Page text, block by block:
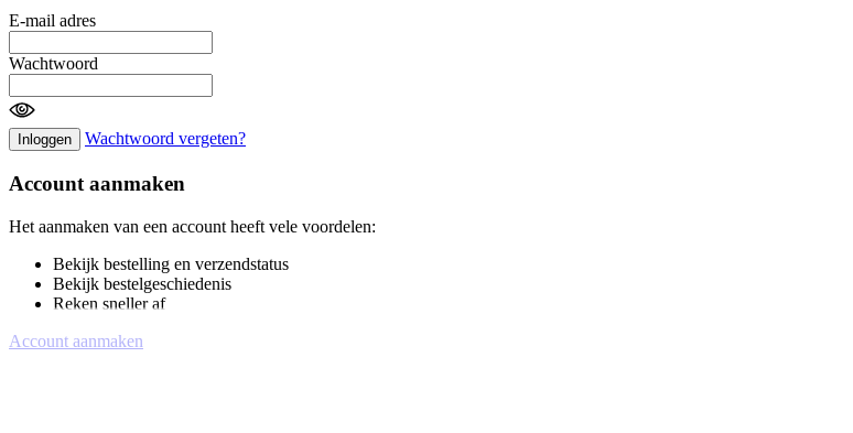
E-mail adres
Wachtwoord
Inloggen Wachtwoord vergeten?
Account aanmaken
Het aanmaken van een account heeft vele voordelen:
Bekijk bestelling en verzendstatus
Bekijk bestelgeschiedenis
Reken sneller af
Account aanmaken